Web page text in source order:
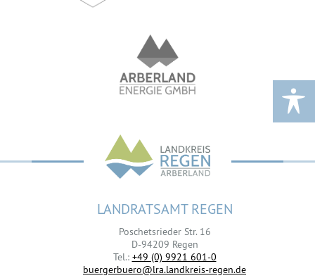
LANDRATSAMT REGEN
Poschetsrieder Str. 16
D-94209 Regen
Tel.: +49 (0) 9921 601-0
buergerbuero@lra.landkreis-regen.de